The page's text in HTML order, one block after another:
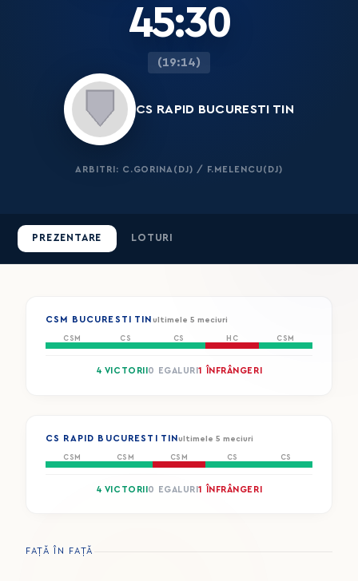
45:30
(19:14)
CS RAPID BUCURESTI TIN
ARBITRI: C.GORINA(DJ) / F.MELENCU(DJ)
PREZENTARE LOTURI
CSM BUCURESTI TIN ultimele 5 meciuri
CSM CS CS HC CSM
4 VICTORII 0 EGALURI1 ÎNFRÂNGERI
CS RAPID BUCURESTI TINultimele 5 meciuri
CSM CSM CSM CS CS
4 VICTORII 0 EGALURI1 ÎNFRÂNGERI
FAȚĂ ÎN FAȚĂ